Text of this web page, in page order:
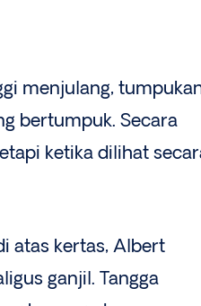
menjulang,
bertumpuk. Secara
ketika dilihat
atas kertas, Albert
ganjil. Tangga